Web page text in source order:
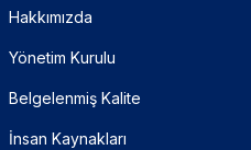
Hakkımızda
Yönetim Kurulu
Belgelenmiş Kalite
İnsan Kaynakları